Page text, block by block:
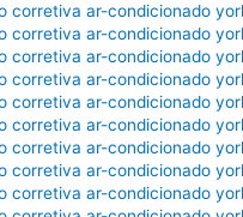
corretiva ar-condicionado
corretiva ar-condicionado
corretiva ar-condicionado
corretiva ar-condicionado
corretiva ar-condicionado
corretiva ar-condicionado
corretiva ar-condicionado
corretiva ar-condicionado
corretiva ar-condicionado